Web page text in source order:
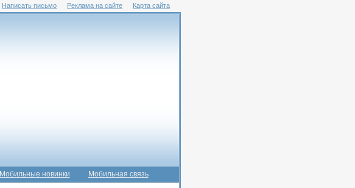
Мобильные новинки Мобильная связь
Написать письмо Реклама на сайте Карта сайта